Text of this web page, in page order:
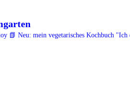
📗 Neu: mein vegetarisches Kochbuch